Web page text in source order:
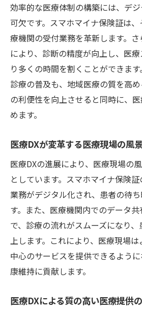
効率的な医療体制の構築には、デ
可欠です。スマホマイナ保険証は
療機関の受付業務を革新します。
により、診断の精度が向上し、医
り多くの時間を割くことができま
診療の普及も、地域医療の質を高
の利便性を向上させると同時に、
めます。
医療DXが変革する医療現場の風
医療DXの進展により、医療現場の
としています。スマホマイナ保険
業務がデジタル化され、患者の待
す。また、医療機関内でのデータ
で、診療の流れがスムーズになり
上します。これにより、医療現場
中心のサービスを提供できるよう
康維持に貢献します。
医療DXによる質の高い医療提供